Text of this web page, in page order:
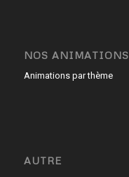
NOS ANIMATIONS
Animations par thème
AUTRE